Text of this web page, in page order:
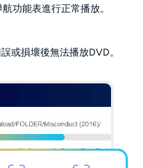
功能表進行正常播放。
或損壞後無法播放DVD。